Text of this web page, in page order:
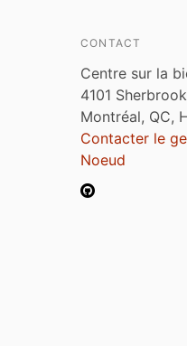
CONTACT
Centre sur la
4101
Montréal, QC,
Contacter le
Noeud